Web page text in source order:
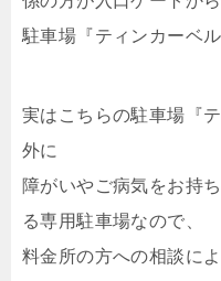
駐車場『ティンカーベ
実はこちらの駐車場『
外に
障がいやご病気をお持
る専用駐車場なので、
料金所の方への相談に